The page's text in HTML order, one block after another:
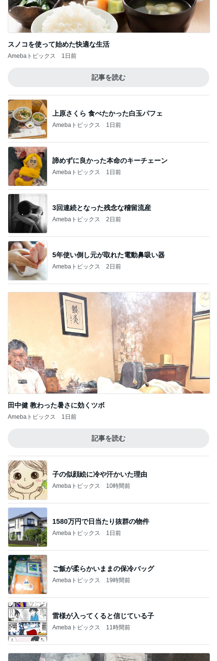
スノコを使って始めた快適な生活
Amebaトピックス 1日前
記事を読む
上原さくら 食べたかった白玉パフェ
Amebaトピックス 1日前
諦めずに良かった本命のキーチェーン
Amebaトピックス 1日前
3回連続となった残念な稽留流産
Amebaトピックス 2日前
5年使い倒し元が取れた電動鼻吸い器
Amebaトピックス 2日前
田中健 教わった暑さに効くツボ
Amebaトピックス 1日前
記事を読む
子の似顔絵に冷や汗かいた理由
Amebaトピックス 10時間前
1580万円で日当たり抜群の物件
Amebaトピックス 1日前
ご飯が柔らかいままの保冷バッグ
Amebaトピックス 19時間前
雷様が入ってくると信じている子
Amebaトピックス 11時間前